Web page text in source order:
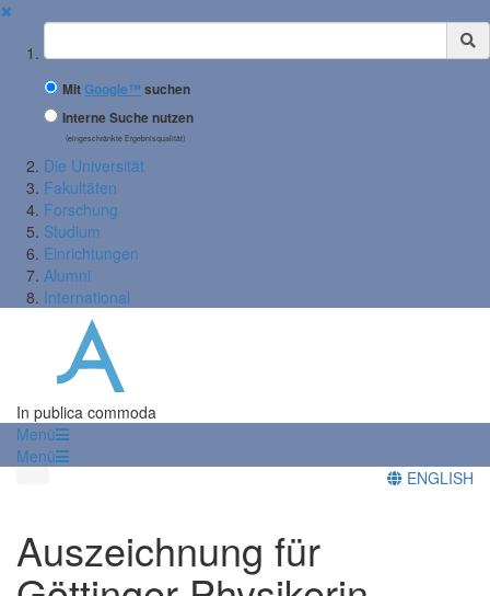
✖
Suchbegriff
MitGoogle™ suchen
Interne Suche nutzen
(eingeschränkte Ergebnisqualität)
Die Universität
Fakultäten
Forschung
Studium
Einrichtungen
Alumni
International
In publica commoda
Menü
Menü
ENGLISH
Auszeichnung für